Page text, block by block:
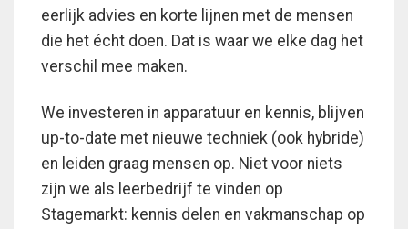
eerlijk advies en korte lijnen met de mensen
die het écht doen. Dat is waar we elke dag het
verschil mee maken.
We investeren in apparatuur en kennis, blijven
up-to-date met nieuwe techniek (ook hybride)
en leiden graag mensen op. Niet voor niets
zijn we als leerbedrijf te vinden op
Stagemarkt: kennis delen en vakmanschap op